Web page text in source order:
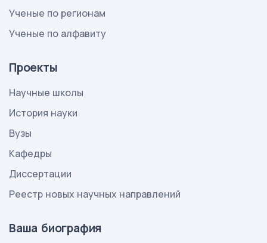
Ученые по регионам
Ученые по алфавиту
Проекты
Научные школы
История науки
Вузы
Кафедры
Диссертации
Реестр новых научных направлений
Ваша биография